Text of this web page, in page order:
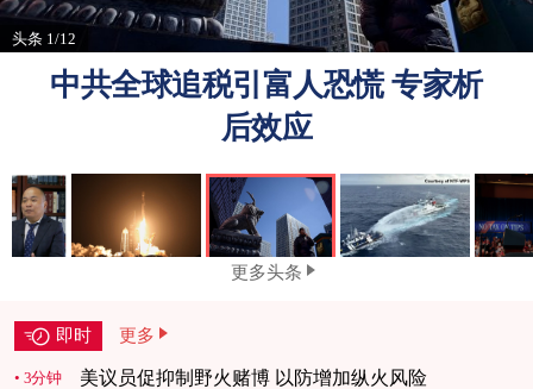
网
头条 1/12
中共全球追税引富人恐慌 专家析
后效应
更多头条
即时 更多
3分钟 美议员促抑制野火赌博 以防增加纵火风险